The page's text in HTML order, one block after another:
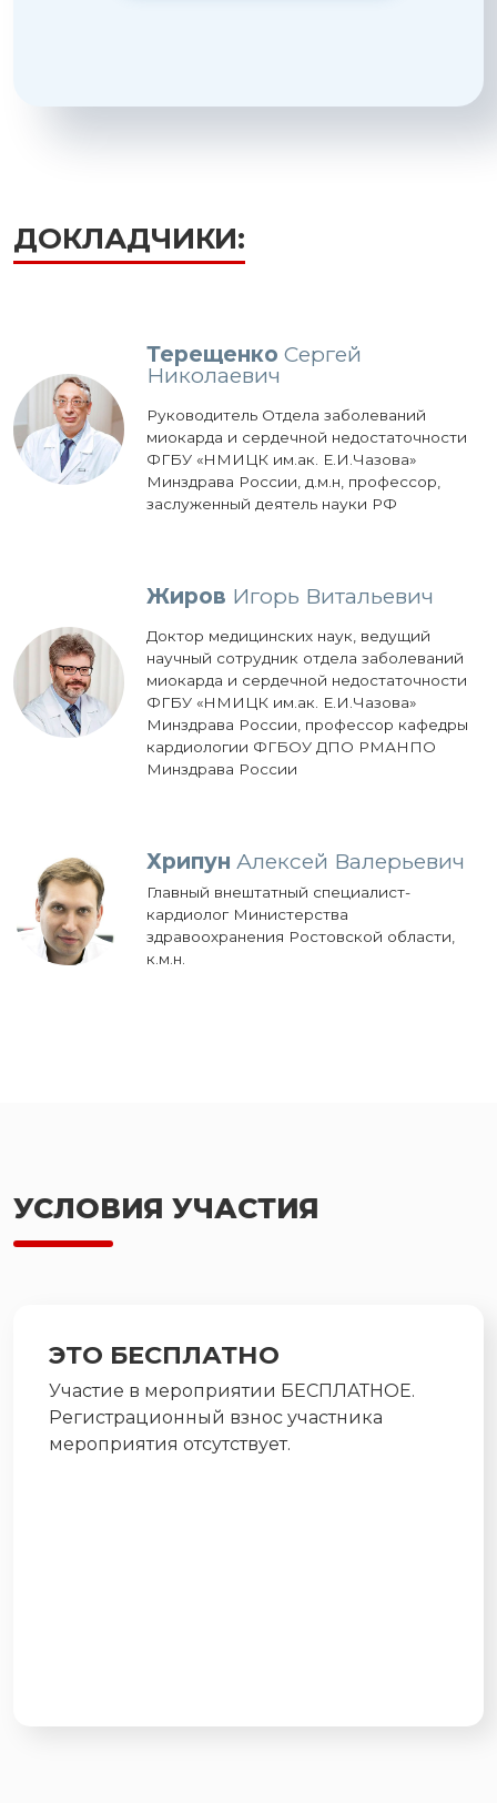
ДОКЛАДЧИКИ:
Терещенко Сергей
Николаевич
Руководитель Отдела заболеваний
миокарда и сердечной недостаточности
ФГБУ «НМИЦК им.ак. Е.И.Чазова»
Минздрава России, д.м.н, профессор,
заслуженный деятель науки РФ
Жиров Игорь Витальевич
Доктор медицинских наук, ведущий
научный сотрудник отдела заболеваний
миокарда и сердечной недостаточности
ФГБУ «НМИЦК им.ак. Е.И.Чазова»
Минздрава России, профессор кафедры
кардиологии ФГБОУ ДПО РМАНПО
Минздрава России
Хрипун Алексей Валерьевич
Главный внештатный специалист-
кардиолог Министерства
здравоохранения Ростовской области,
к.м.н.
УСЛОВИЯ УЧАСТИЯ
ЭТО БЕСПЛАТНО
Участие в мероприятии БЕСПЛАТНОЕ.
Регистрационный взнос участника
мероприятия отсутствует.